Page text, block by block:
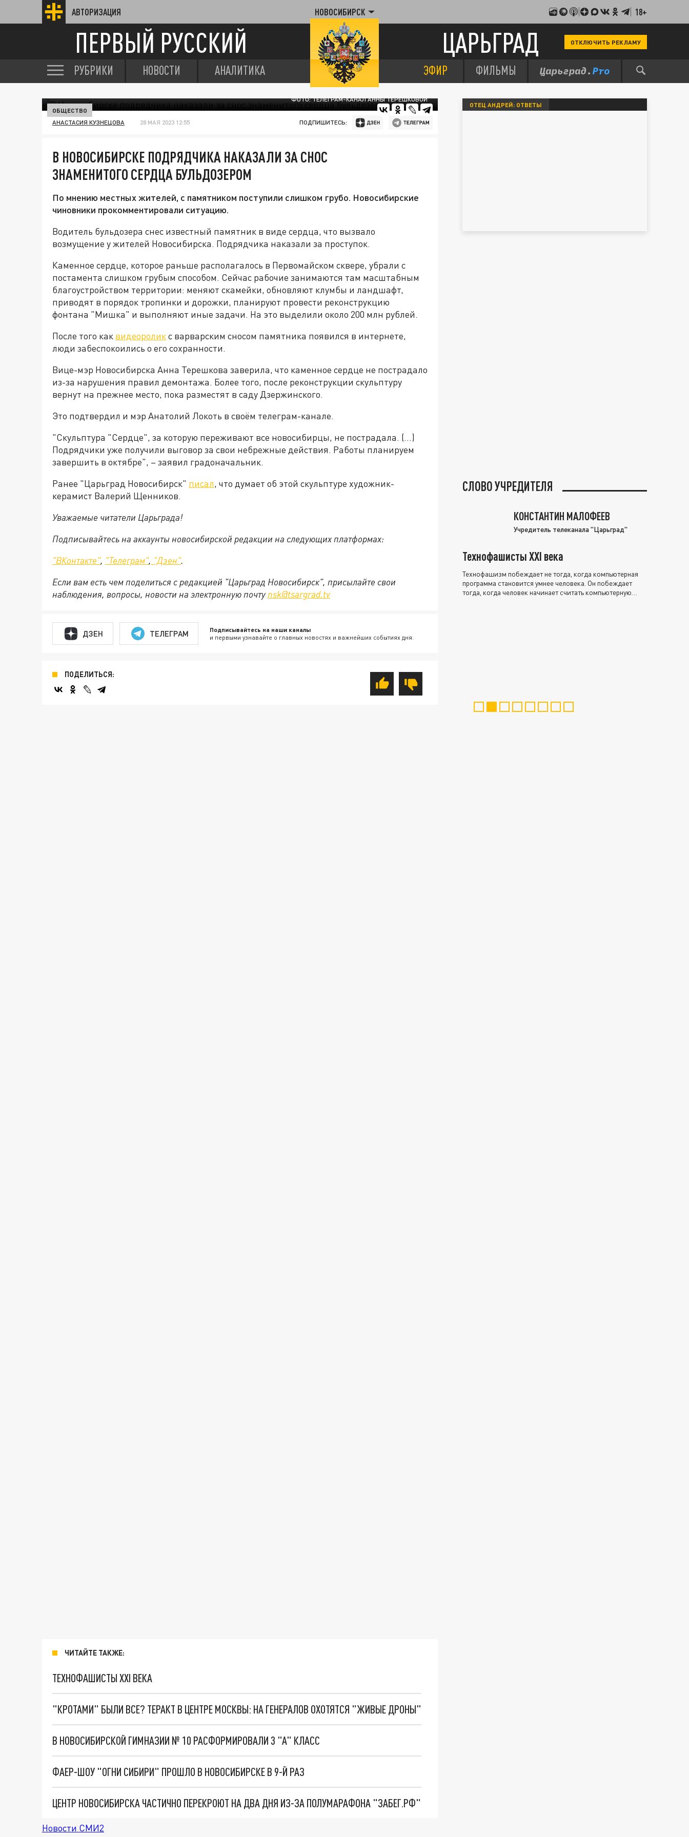
АВТОРИЗАЦИЯ НОВОСИБИРСК 18+
ПЕРВЫЙ РУССКИЙ ЦАРЬГРАД ОТКЛЮЧИТЬ РЕКЛАМУ
РУБРИКИ НОВОСТИ АНАЛИТИКА ЭФИР ФИЛЬМЫ
ФОТО: ТЕЛЕГРАМ-КАНАЛ АННЫ ТЕРЕШКОВОЙ
ОБЩЕСТВО
АНАСТАСИЯ КУЗНЕЦОВА 28 МАЯ 2023 12:55 ПОДПИШИТЕСЬ:
В НОВОСИБИРСКЕ ПОДРЯДЧИКА НАКАЗАЛИ ЗА СНОС
ЗНАМЕНИТОГО СЕРДЦА БУЛЬДОЗЕРОМ
По мнению местных жителей, с памятником поступили слишком грубо. Новосибирские
чиновники прокомментировали ситуацию.
Водитель бульдозера снес известный памятник в виде сердца, что вызвало
возмущение у жителей Новосибирска. Подрядчика наказали за проступок.
Каменное сердце, которое раньше располагалось в Первомайском сквере, убрали с
постамента слишком грубым способом. Сейчас рабочие занимаются там масштабным
благоустройством территории: меняют скамейки, обновляют клумбы и ландшафт,
приводят в порядок тропинки и дорожки, планируют провести реконструкцию
фонтана "Мишка" и выполняют иные задачи. На это выделили около 200 млн рублей.
После того как видеороликс варварским сносом памятника появился в интернете,
люди забеспокоились о его сохранности.
Вице-мэр Новосибирска Анна Терешкова заверила, что каменное сердце не пострадало
из-за нарушения правил демонтажа. Более того, после реконструкции скульптуру
вернут на прежнее место, пока разместят в саду Дзержинского.
Это подтвердил и мэр Анатолий Локоть в своём телеграм-канале.
"Скульптура "Сердце", за которую переживают все новосибирцы, не пострадала. (...)
Подрядчики уже получили выговор за свои небрежные действия. Работы планируем
завершить в октябре", – заявил градоначальник.
Ранее "Царьград Новосибирск" писал, что думает об этой скульптуре художник-
керамист Валерий Щенников.
Уважаемые читатели Царьграда!
Подписывайтесь на аккаунты новосибирской редакции на следующих платформах:
"ВКонтакте", "Телеграм", "Дзен".
Если вам есть чем поделиться с редакцией "Царьград Новосибирск", присылайте свои
наблюдения, вопросы, новости на электронную почту nsk@tsargrad.tv
ДЗЕН ТЕЛЕГРАМ Подписывайтесь на наши каналы
и первыми узнавайте о главных новостях и важнейших событиях дня.
ПОДЕЛИТЬСЯ:
ЧИТАЙТЕ ТАКЖЕ:
ТЕХНОФАШИСТЫ XXI ВЕКА
"КРОТАМИ" БЫЛИ ВСЕ? ТЕРАКТ В ЦЕНТРЕ МОСКВЫ: НА ГЕНЕРАЛОВ ОХОТЯТСЯ "ЖИВЫЕ ДРОНЫ"
В НОВОСИБИРСКОЙ ГИМНАЗИИ № 10 РАСФОРМИРОВАЛИ 3 "А" КЛАСС
ФАЕР-ШОУ "ОГНИ СИБИРИ" ПРОШЛО В НОВОСИБИРСКЕ В 9-Й РАЗ
ЦЕНТР НОВОСИБИРСКА ЧАСТИЧНО ПЕРЕКРОЮТ НА ДВА ДНЯ ИЗ-ЗА ПОЛУМАРАФОНА "ЗАБЕГ.РФ"
Новости СМИ2
ОТЕЦ АНДРЕЙ: ОТВЕТЫ
СЛОВО УЧРЕДИТЕЛЯ
КОНСТАНТИН МАЛОФЕЕВ
Учредитель телеканала "Царьград"
Технофашисты XXI века
Технофашизм побеждает не тогда, когда компьютерная
программа становится умнее человека. Он побеждает
тогда, когда человек начинает считать компьютерную